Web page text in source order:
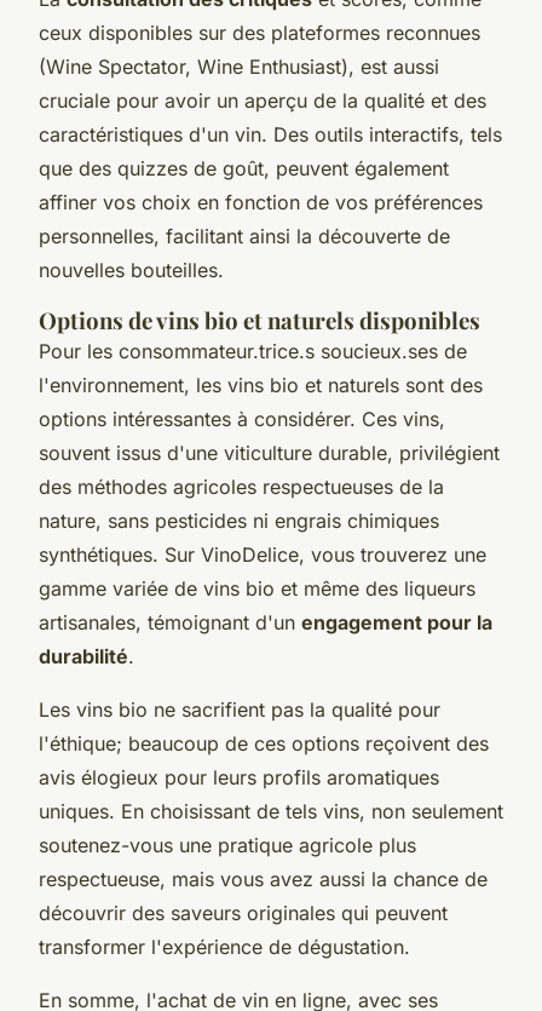
ceux disponibles sur des plateformes reconnues
(Wine Spectator, Wine Enthusiast), est aussi
cruciale pour avoir un aperçu de la qualité et des
caractéristiques d'un vin. Des outils interactifs, tels
que des quizzes de goût, peuvent également
affiner vos choix en fonction de vos préférences
personnelles, facilitant ainsi la découverte de
nouvelles bouteilles.
Options de vins bio et naturels disponibles
Pour les consommateur.trice.s soucieux.ses de
l'environnement, les vins bio et naturels sont des
options intéressantes à considérer. Ces vins,
souvent issus d'une viticulture durable, privilégient
des méthodes agricoles respectueuses de la
nature, sans pesticides ni engrais chimiques
synthétiques. Sur VinoDelice, vous trouverez une
gamme variée de vins bio et même des liqueurs
artisanales, témoignant d'un engagement pour la
durabilité.
Les vins bio ne sacrifient pas la qualité pour
l'éthique; beaucoup de ces options reçoivent des
avis élogieux pour leurs profils aromatiques
uniques. En choisissant de tels vins, non seulement
soutenez-vous une pratique agricole plus
respectueuse, mais vous avez aussi la chance de
découvrir des saveurs originales qui peuvent
transformer l'expérience de dégustation.
En somme, l'achat de vin en ligne, avec ses